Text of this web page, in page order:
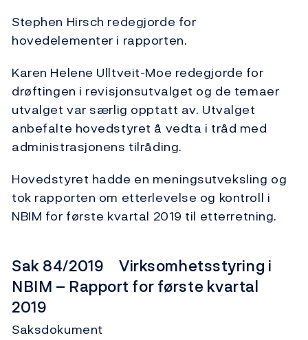
Stephen Hirsch redegjorde for
hovedelementer i rapporten.
Karen Helene Ulltveit-Moe redegjorde for
drøftingen i revisjonsutvalget og de temaer
utvalget var særlig opptatt av. Utvalget
anbefalte hovedstyret å vedta i tråd med
administrasjonens tilråding.
Hovedstyret hadde en meningsutveksling og
tok rapporten om etterlevelse og kontroll i
NBIM for første kvartal 2019 til etterretning.
Sak 84/2019 Virksomhetsstyring i
NBIM – Rapport for første kvartal
2019
Saksdokument